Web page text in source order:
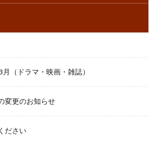
（ドラマ・映画・雑誌）
変更のお知らせ
ださい